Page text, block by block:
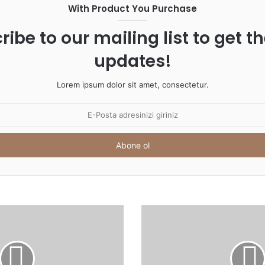
With Product You Purchase
to our mailing list to get
updates!
Lorem ipsum dolor sit amet, consectetur.